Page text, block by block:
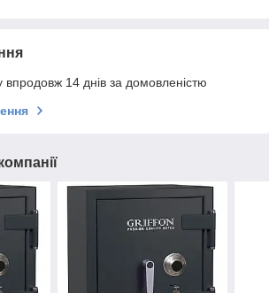
14 днів за домовленістю